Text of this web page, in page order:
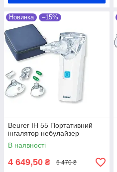
Новинка –15%
Beurer IH 55 Портативний
інгалятор небулайзер
В наявності
4 649,50 ₴ 5 470 ₴